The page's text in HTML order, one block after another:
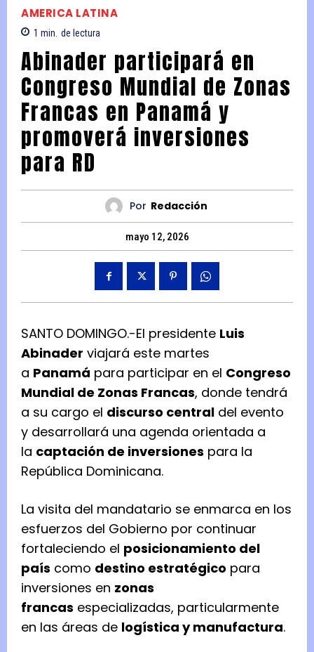
AMERICA LATINA
1 min. de lectura
Abinader participará en
Congreso Mundial de Zonas
Francas en Panamá y
promoverá inversiones
para RD
Por Redacción
mayo 12, 2026
SANTO DOMINGO.-El presidente Luis
Abinader viajará este martes
a Panamá para participar en el Congreso
Mundial de Zonas Francas, donde tendrá
a su cargo el discurso central del evento
y desarrollará una agenda orientada a
la captación de inversiones para la
República Dominicana.
La visita del mandatario se enmarca en los
esfuerzos del Gobierno por continuar
fortaleciendo el posicionamiento del
país como destino estratégico para
inversiones en zonas
francas especializadas, particularmente
en las áreas de logística y manufactura.